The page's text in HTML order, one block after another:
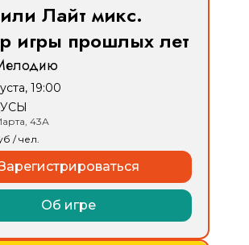
Лайт микс.
игры прошлых лет
19:00
43А
/ чел.
Об игре